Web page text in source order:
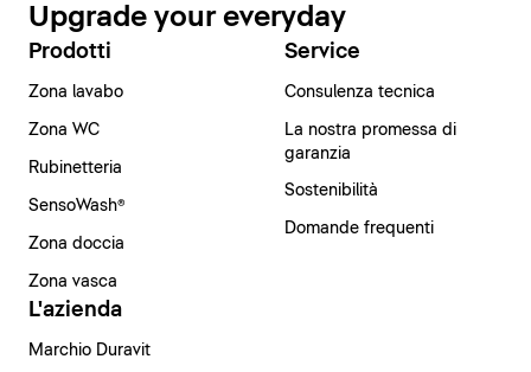
Upgrade your everyday
Prodotti
Zona lavabo
Zona WC
Rubinetteria
SensoWash®
Zona doccia
Zona vasca
Service
Consulenza tecnica
La nostra promessa di
garanzia
Sostenibilità
Domande frequenti
L'azienda
Marchio Duravit